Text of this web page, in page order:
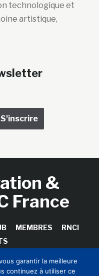
technologique et
artistique,
&
France
MEMBRES
RNCI
garantir la meilleure
continuez à utiliser ce